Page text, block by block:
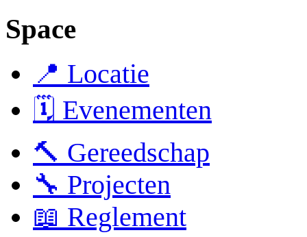
Space
📍 Locatie
🗓️ Evenementen
🔨 Gereedschap
🔧 Projecten
📖 Reglement